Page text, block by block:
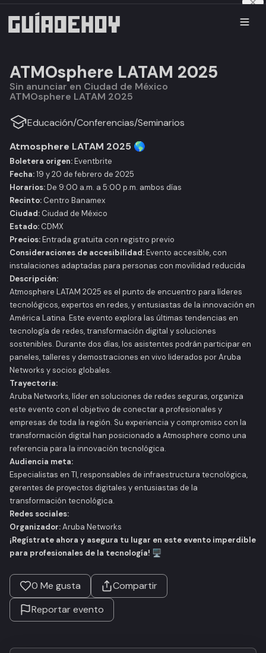
ATMOsphere LATAM 2025
Sin anunciar en Ciudad de México
ATMOsphere LATAM 2025
Educación/Conferencias/Seminarios
Atmosphere LATAM 2025 🌎
Boletera origen:Eventbrite
Fecha:19 y 20 de febrero de 2025
Horarios:De 9:00 a.m. a 5:00 p.m. ambos días
Recinto: Centro Banamex
Ciudad: Ciudad de México
Estado: CDMX
Precios:Entrada gratuita con registro previo
Consideraciones de accesibilidad:Evento accesible, con
instalaciones adaptadas para personas con movilidad reducida
Descripción:
Atmosphere LATAM 2025 es el punto de encuentro para líderes
tecnológicos, expertos en redes, y entusiastas de la innovación en
América Latina. Este evento explora las últimas tendencias en
tecnología de redes, transformación digital y soluciones
sostenibles. Durante dos días, los asistentes podrán participar en
paneles, talleres y demostraciones en vivo liderados por Aruba
Networks y socios globales.
Trayectoria:
Aruba Networks, líder en soluciones de redes seguras, organiza
este evento con el objetivo de conectar a profesionales y
empresas de toda la región. Su experiencia y compromiso con la
transformación digital han posicionado a Atmosphere como una
referencia para la innovación tecnológica.
Audiencia meta:
Especialistas en TI, responsables de infraestructura tecnológica,
gerentes de proyectos digitales y entusiastas de la
transformación tecnológica.
Redes sociales:
Organizador:Aruba Networks
¡Regístrate ahora y asegura tu lugar en este evento imperdible
para profesionales de la tecnología! 🖥️
0 Me gusta
Compartir
Reportar evento